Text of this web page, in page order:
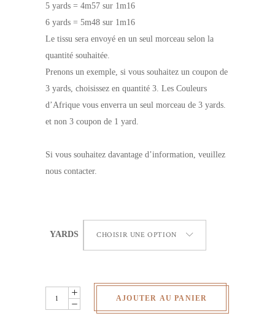
5 yards = 4m57 sur 1m16
6 yards = 5m48 sur 1m16
Le tissu sera envoyé en un seul morceau selon la
quantité souhaitée.
Prenons un exemple, si vous souhaitez un coupon de
3 yards, choisissez en quantité 3. Les Couleurs
d’Afrique vous enverra un seul morceau de 3 yards.
et non 3 coupon de 1 yard.
Si vous souhaitez davantage d’information, veuillez
nous contacter.
YARDS CHOISIR UNE OPTION
Wax
Africain
AJOUTER AU PANIER